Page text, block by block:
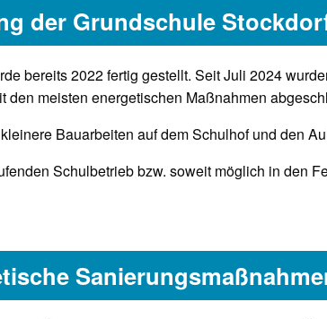
der Grundschule
bereits 2022 fertig gestellt. Seit Juli 2024
den meisten energetischen Maßnahmen
Bauarbeiten auf dem Schulhof und den
Schulbetrieb bzw. soweit möglich in den